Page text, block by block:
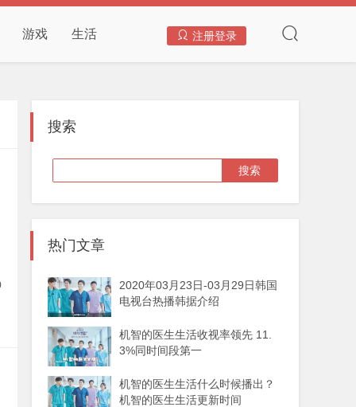
游戏 生活 注册登录
搜索
热门文章
2020年03月23日-03月29日韩国
电视台热播韩据介绍
机智的医生生活收视率领先 11.
3%同时间段第一
机智的医生生活什么时候播出？
机智的医生生活更新时间